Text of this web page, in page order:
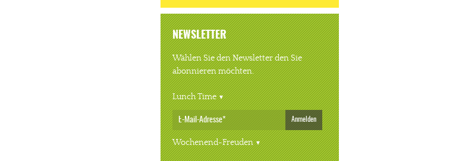
NEWSLETTER
Wählen Sie den Newsletter den Sie
abonnieren möchten.
Lunch Time
Anmelden
Wochenend-Freuden